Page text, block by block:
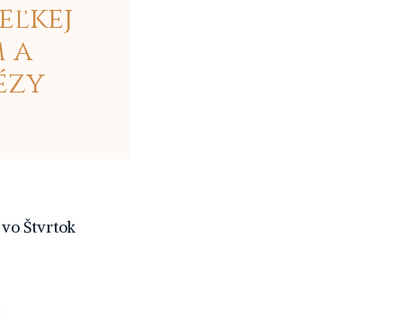
a
vo Štvrtok